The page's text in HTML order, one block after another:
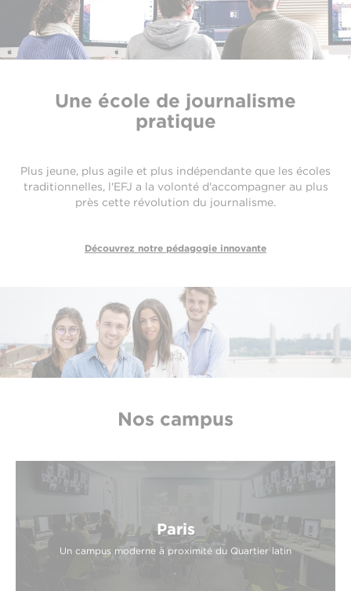
Une école de journalisme
pratique
Plus jeune, plus agile et plus indépendante que les écoles
traditionnelles, l'EFJ a la volonté d'accompagner au plus
près cette révolution du journalisme.
Découvrez notre pédagogie innovante
Nos campus
Paris
Un campus moderne à proximité du Quartier latin